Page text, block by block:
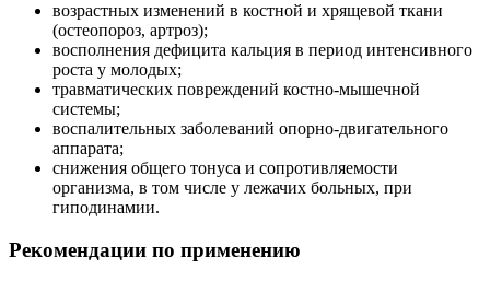
возрастных изменений в костной и хрящевой ткани
(остеопороз, артроз);
восполнения дефицита кальция в период интенсивного
роста у молодых;
травматических повреждений костно-мышечной
системы;
воспалительных заболеваний опорно-двигательного
аппарата;
снижения общего тонуса и сопротивляемости
организма, в том числе у лежачих больных, при
гиподинамии.
Рекомендации по применению